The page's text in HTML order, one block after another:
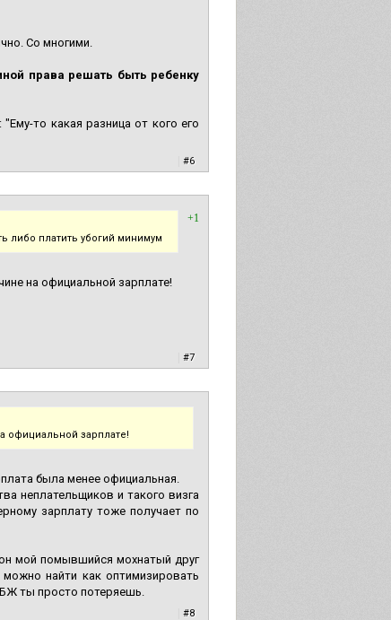
Со многими.
права решать быть ребенку
то какая разница от кого его
#6
+1
либо платить убогий минимум
на официальной зарплате!
#7
официальной зарплате!
была менее официальная.
неплательщиков и такого визга
зарплату тоже получает по
мой помывшийся мохнатый друг
найти как оптимизировать
БЖ ты просто потеряешь.
#8